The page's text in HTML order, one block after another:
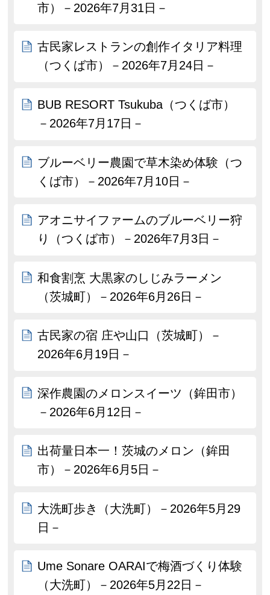
市）－2026年7月31日－
古民家レストランの創作イタリア料理
（つくば市）－2026年7月24日－
BUB RESORT Tsukuba（つくば市）
－2026年7月17日－
ブルーベリー農園で草木染め体験（つ
くば市）－2026年7月10日－
アオニサイファームのブルーベリー狩
り（つくば市）－2026年7月3日－
和食割烹 大黒家のしじみラーメン
（茨城町）－2026年6月26日－
古民家の宿 庄や山口（茨城町）－
2026年6月19日－
深作農園のメロンスイーツ（鉾田市）
－2026年6月12日－
出荷量日本一！茨城のメロン（鉾田
市）－2026年6月5日－
大洗町歩き（大洗町）－2026年5月29
日－
Ume Sonare OARAIで梅酒づくり体験
（大洗町）－2026年5月22日－